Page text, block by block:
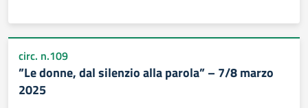
circ. n.109
”Le donne, dal silenzio alla parola” – 7/8 marzo
2025